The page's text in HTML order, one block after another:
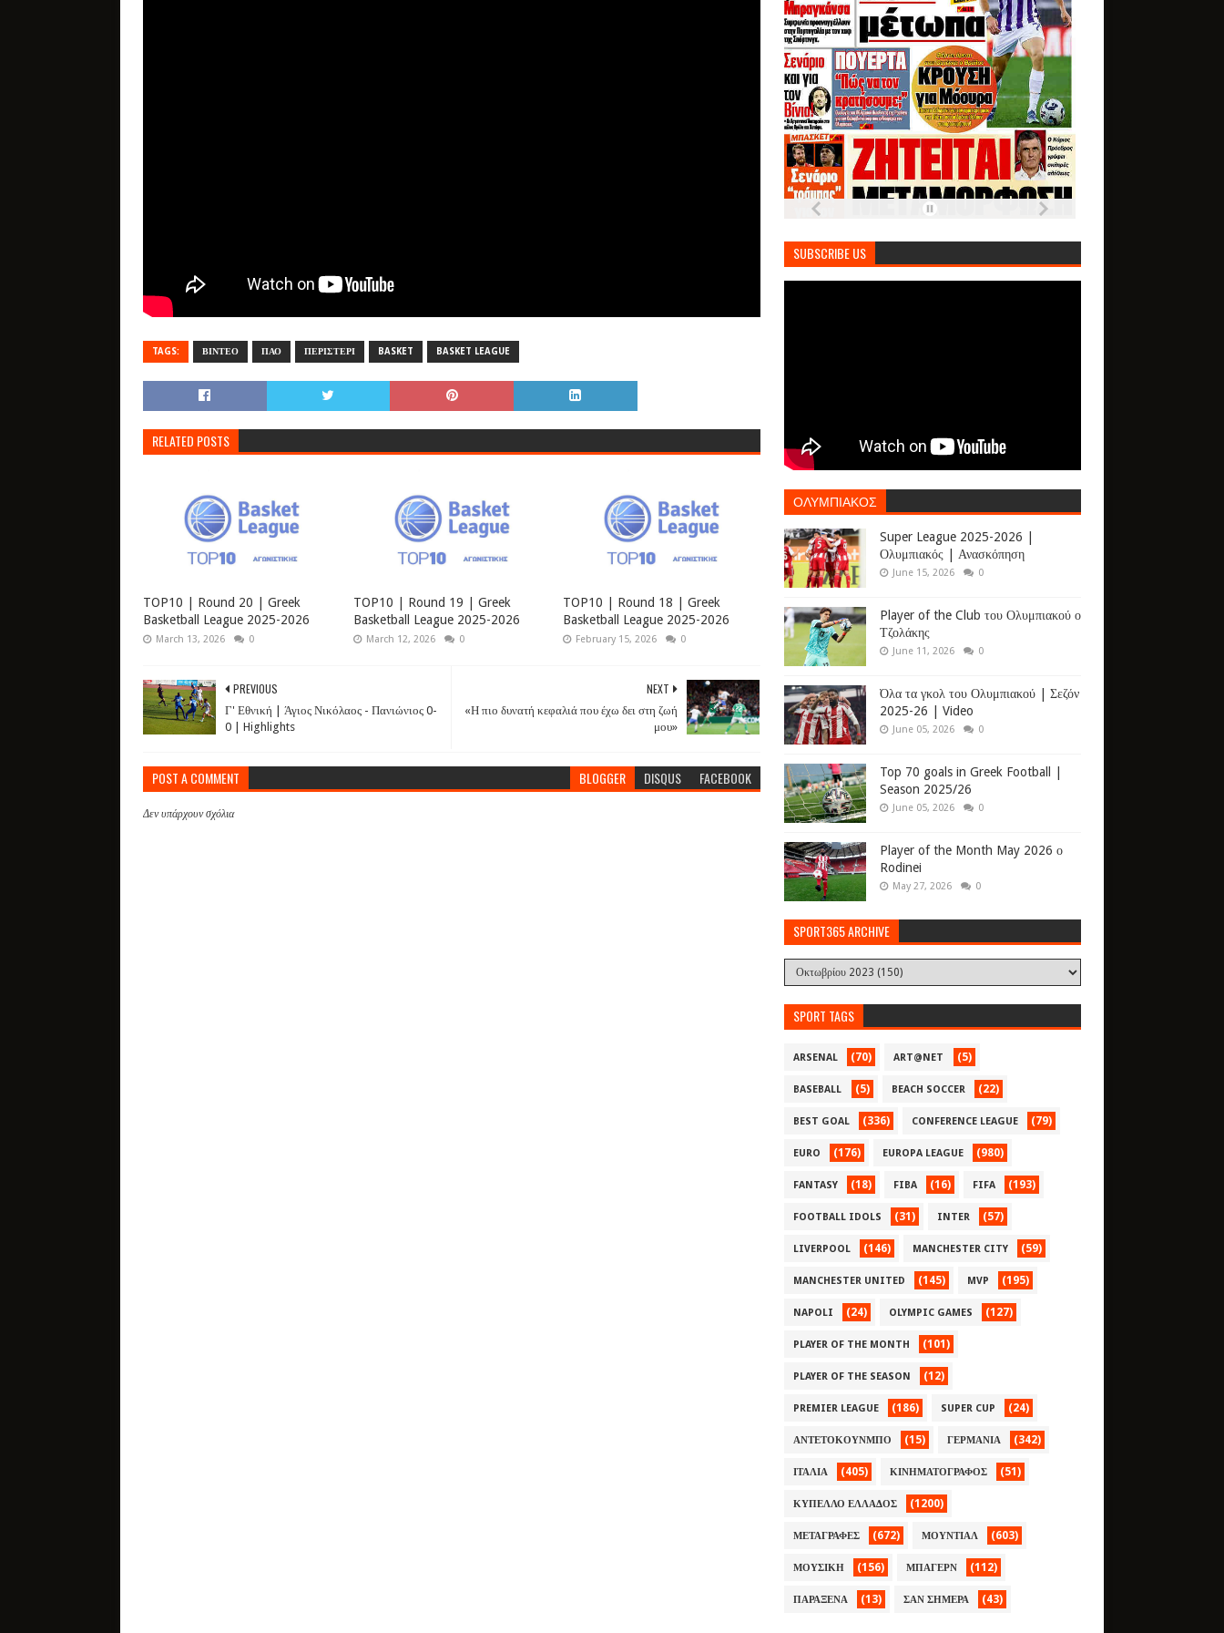
TAGS: ΒΙΝΤΕΟ ΠΑΟ ΠΕΡΙΣΤΕΡΙ BASKET BASKET LEAGUE
RELATED POSTS
TOP10 | Round 20 | Greek
Basketball League 2025-2026
March 13, 2026 0
TOP10 | Round 19 | Greek
Basketball League 2025-2026
March 12, 2026 0
TOP10 | Round 18 | Greek
Basketball League 2025-2026
February 15, 2026 0
NEXT
«Η πιο δυνατή κεφαλιά που έχω δει στη ζωή
μου»
PREVIOUS
Γ' Εθνική | Άγιος Νικόλαος - Πανιώνιος 0-
0 | Highlights
POST A COMMENT BLOGGER DISQUS FACEBOOK
Δεν υπάρχουν σχόλια
SUBSCRIBE US
ΟΛΥΜΠΙΑΚΟΣ
Super League 2025-2026 |
Ολυμπιακός | Ανασκόπηση
June 15, 2026 0
Player of the Club του Ολυμπιακού ο
Τζολάκης
June 11, 2026 0
Όλα τα γκολ του Ολυμπιακού | Σεζόν
2025-26 | Video
June 05, 2026 0
Top 70 goals in Greek Football |
Season 2025/26
June 05, 2026 0
Player of the Month May 2026 ο
Rodinei
May 27, 2026 0
SPORT365 ARCHIVE
SPORT TAGS
ARSENAL (70) ART@NET (5)
BASEBALL (5) BEACH SOCCER (22)
BEST GOAL (336) CONFERENCE LEAGUE (79)
EURO (176) EUROPA LEAGUE (980)
FANTASY (18) FIBA (16) FIFA (193)
FOOTBALL IDOLS (31) INTER (57)
LIVERPOOL (146) MANCHESTER CITY (59)
MANCHESTER UNITED (145) MVP (195)
NAPOLI (24) OLYMPIC GAMES (127)
PLAYER OF THE MONTH (101)
PLAYER OF THE SEASON (12)
PREMIER LEAGUE (186) SUPER CUP (24)
ΑΝΤΕΤΟΚΟΥΝΜΠΟ (15) ΓΕΡΜΑΝΙΑ (342)
ΙΤΑΛΙΑ (405) ΚΙΝΗΜΑΤΟΓΡΑΦΟΣ (51)
ΚΥΠΕΛΛΟ ΕΛΛΑΔΟΣ (1200)
ΜΕΤΑΓΡΑΦΕΣ (672) ΜΟΥΝΤΙΑΛ (603)
ΜΟΥΣΙΚΗ (156) ΜΠΑΓΕΡΝ (112)
ΠΑΡΑΞΕΝΑ (13) ΣΑΝ ΣΗΜΕΡΑ (43)